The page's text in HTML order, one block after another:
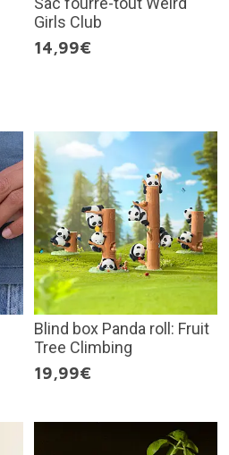
Girls Club
14,99€
Blind box Panda roll: Fruit
Tree Climbing
19,99€